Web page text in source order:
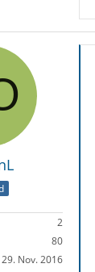
2
80
29. Nov. 2016